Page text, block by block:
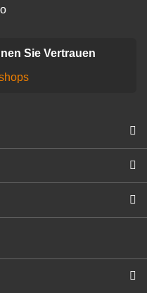
Sie Vertrauen